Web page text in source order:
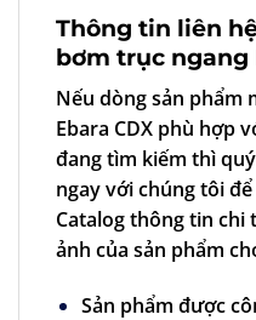
Thông tin liên
bơm trục ngang
Nếu dòng sản phẩm
Ebara CDX phù hợp
đang tìm kiếm thì
ngay với chúng tôi
Catalog thông tin chi
ảnh của sản phẩm
Sản phẩm được